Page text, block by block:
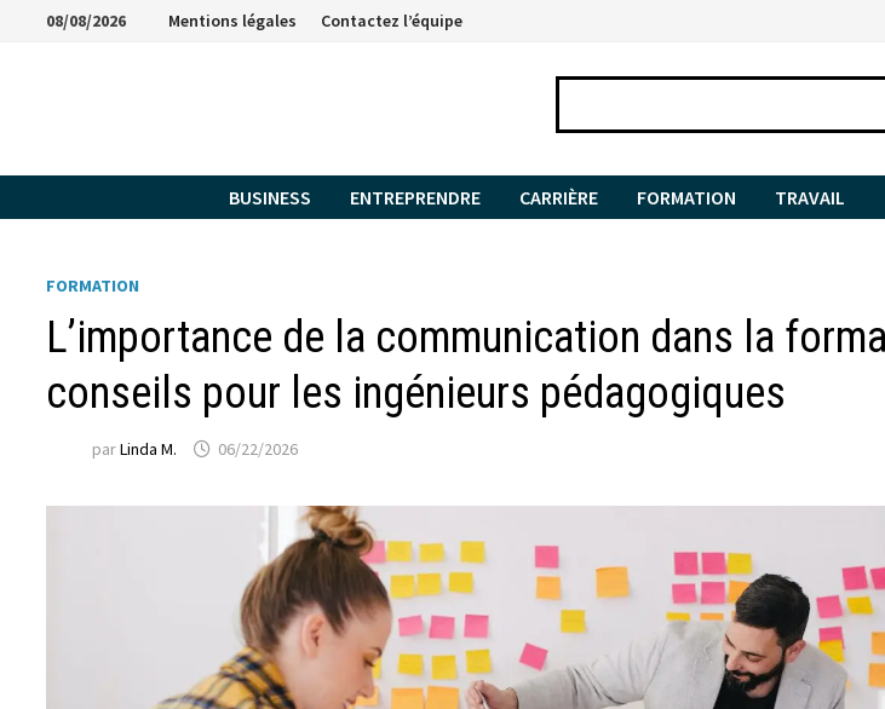
Passer08/08/2026 Mentions légales Contactez l’équipe
BUSINESS ENTREPRENDRE CARRIÈRE FORMATION TRAVAIL
FORMATION
L’importance de la communication dans la
conseils pour les ingénieurs pédagogiques
parLinda M. 06/22/2026